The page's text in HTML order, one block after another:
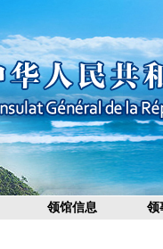
领馆信息 领